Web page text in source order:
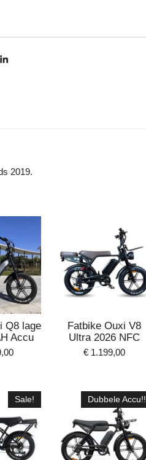
S
2019.
Q8 lage
Accu
Fatbike Ouxi V8
Ultra 2026 NFC
€ 1.199,00
Sale! Dubbele Accu!!